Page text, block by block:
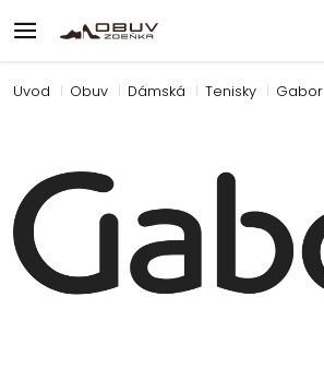
Úvod Obuv Dámská Tenisky Gabor